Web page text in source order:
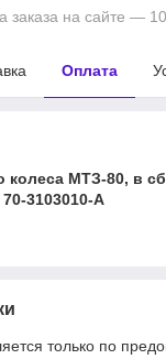
заказа на сайте —
Оплата
колеса МТЗ-80, в
3103010-А
только по